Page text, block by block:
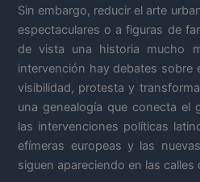
Sin embargo, reducir el arte
espectaculares o a figuras de
de vista una historia mucho
intervención hay debates sobre
visibilidad, protesta y
una genealogía que conecta el
las intervenciones políticas
efímeras europeas y las
siguen apareciendo en las